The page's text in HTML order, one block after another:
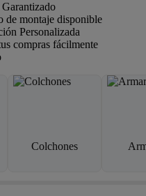
de montaje disponible
Personalizada
compras fácilmente
Colchones